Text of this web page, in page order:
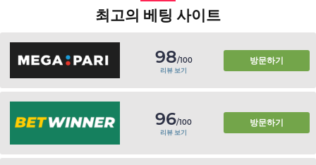
최고의 베팅 사이트
98/100
리뷰 보기
방문하기
96/100
리뷰 보기
방문하기